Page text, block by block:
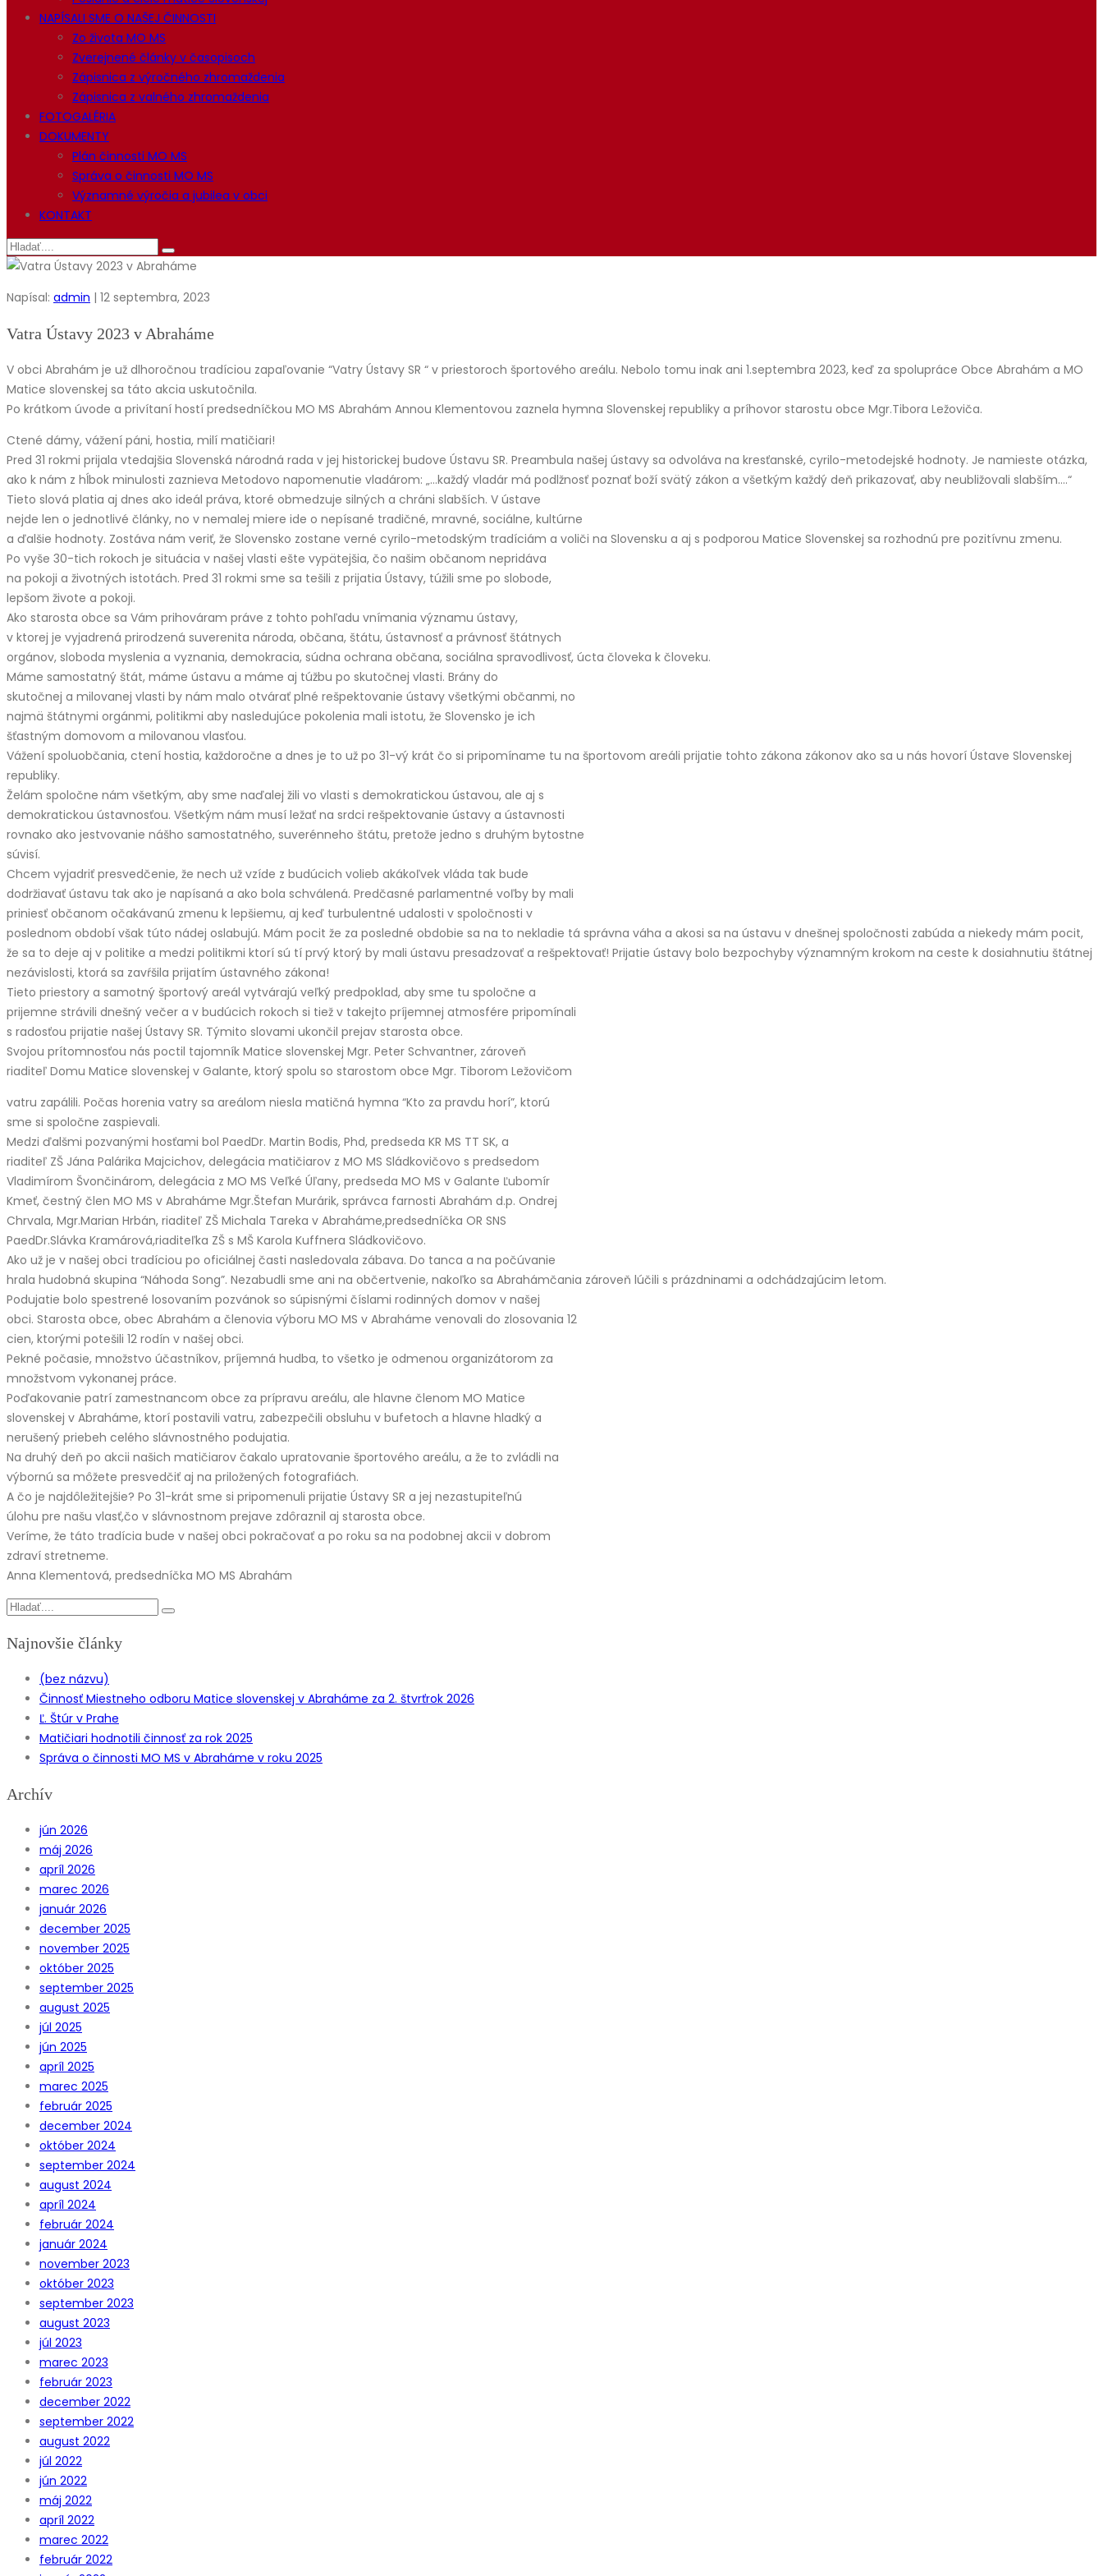
NAPÍSALI SME O NAŠEJ ČINNOSTI
Zo života MO MS
Zverejnené články v časopisoch
Zápisnica z výročného zhromaždenia
Zápisnica z valného zhromaždenia
FOTOGALÉRIA
DOKUMENTY
Plán činnosti MO MS
Správa o činnosti MO MS
Významné výročia a jubilea v obci
KONTAKT
Napísal: admin | 12 septembra, 2023
Vatra Ústavy 2023 v Abraháme
V obci Abrahám je už dlhoročnou tradíciou zapaľovanie “Vatry Ústavy SR “ v priestoroch športového areálu. Nebolo tomu inak ani 1.septembra 2023, keď za spolupráce Obce Abrahám a MO
Matice slovenskej sa táto akcia uskutočnila.
Po krátkom úvode a privítaní hostí predsedníčkou MO MS Abrahám Annou Klementovou zaznela hymna Slovenskej republiky a príhovor starostu obce Mgr.Tibora Ležoviča.
Ctené dámy, vážení páni, hostia, milí matičiari!
Pred 31 rokmi prijala vtedajšia Slovenská národná rada v jej historickej budove Ústavu SR. Preambula našej ústavy sa odvoláva na kresťanské, cyrilo-metodejské hodnoty. Je namieste otázka,
ako k nám z hĺbok minulosti zaznieva Metodovo napomenutie vladárom: „…každý vladár má podlžnosť poznať boží svätý zákon a všetkým každý deň prikazovať, aby neubližovali slabším….“
Tieto slová platia aj dnes ako ideál práva, ktoré obmedzuje silných a chráni slabších. V ústave
nejde len o jednotlivé články, no v nemalej miere ide o nepísané tradičné, mravné, sociálne, kultúrne
a ďalšie hodnoty. Zostáva nám veriť, že Slovensko zostane verné cyrilo-metodským tradíciám a voliči na Slovensku a aj s podporou Matice Slovenskej sa rozhodnú pre pozitívnu zmenu.
Po vyše 30-tich rokoch je situácia v našej vlasti ešte vypätejšia, čo našim občanom nepridáva
na pokoji a životných istotách. Pred 31 rokmi sme sa tešili z prijatia Ústavy, túžili sme po slobode,
lepšom živote a pokoji.
Ako starosta obce sa Vám prihováram práve z tohto pohľadu vnímania významu ústavy,
v ktorej je vyjadrená prirodzená suverenita národa, občana, štátu, ústavnosť a právnosť štátnych
orgánov, sloboda myslenia a vyznania, demokracia, súdna ochrana občana, sociálna spravodlivosť, úcta človeka k človeku.
Máme samostatný štát, máme ústavu a máme aj túžbu po skutočnej vlasti. Brány do
skutočnej a milovanej vlasti by nám malo otvárať plné rešpektovanie ústavy všetkými občanmi, no
najmä štátnymi orgánmi, politikmi aby nasledujúce pokolenia mali istotu, že Slovensko je ich
šťastným domovom a milovanou vlasťou.
Vážení spoluobčania, ctení hostia, každoročne a dnes je to už po 31-vý krát čo si pripomíname tu na športovom areáli prijatie tohto zákona zákonov ako sa u nás hovorí Ústave Slovenskej
republiky.
Želám spoločne nám všetkým, aby sme naďalej žili vo vlasti s demokratickou ústavou, ale aj s
demokratickou ústavnosťou. Všetkým nám musí ležať na srdci rešpektovanie ústavy a ústavnosti
rovnako ako jestvovanie nášho samostatného, suverénneho štátu, pretože jedno s druhým bytostne
súvisí.
Chcem vyjadriť presvedčenie, že nech už vzíde z budúcich volieb akákoľvek vláda tak bude
dodržiavať ústavu tak ako je napísaná a ako bola schválená. Predčasné parlamentné voľby by mali
priniesť občanom očakávanú zmenu k lepšiemu, aj keď turbulentné udalosti v spoločnosti v
poslednom období však túto nádej oslabujú. Mám pocit že za posledné obdobie sa na to nekladie tá správna váha a akosi sa na ústavu v dnešnej spoločnosti zabúda a niekedy mám pocit,
že sa to deje aj v politike a medzi politikmi ktorí sú tí prvý ktorý by mali ústavu presadzovať a rešpektovať! Prijatie ústavy bolo bezpochyby významným krokom na ceste k dosiahnutiu štátnej
nezávislosti, ktorá sa zavŕšila prijatím ústavného zákona!
Tieto priestory a samotný športový areál vytvárajú veľký predpoklad, aby sme tu spoločne a
prijemne strávili dnešný večer a v budúcich rokoch si tiež v takejto príjemnej atmosfére pripomínali
s radosťou prijatie našej Ústavy SR. Týmito slovami ukončil prejav starosta obce.
Svojou prítomnosťou nás poctil tajomník Matice slovenskej Mgr. Peter Schvantner, zároveň
riaditeľ Domu Matice slovenskej v Galante, ktorý spolu so starostom obce Mgr. Tiborom Ležovičom
vatru zapálili. Počas horenia vatry sa areálom niesla matičná hymna “Kto za pravdu horí”, ktorú
sme si spoločne zaspievali.
Medzi ďalšmi pozvanými hosťami bol PaedDr. Martin Bodis, Phd, predseda KR MS TT SK, a
riaditeľ ZŠ Jána Palárika Majcichov, delegácia matičiarov z MO MS Sládkovičovo s predsedom
Vladimírom Švončinárom, delegácia z MO MS Veľké Úľany, predseda MO MS v Galante Ľubomír
Kmeť, čestný člen MO MS v Abraháme Mgr.Štefan Murárik, správca farnosti Abrahám d.p. Ondrej
Chrvala, Mgr.Marian Hrbán, riaditeľ ZŠ Michala Tareka v Abraháme,predsedníčka OR SNS
PaedDr.Slávka Kramárová,riaditeľka ZŠ s MŠ Karola Kuffnera Sládkovičovo.
Ako už je v našej obci tradíciou po oficiálnej časti nasledovala zábava. Do tanca a na počúvanie
hrala hudobná skupina “Náhoda Song”. Nezabudli sme ani na občertvenie, nakoľko sa Abrahámčania zároveň lúčili s prázdninami a odchádzajúcim letom.
Podujatie bolo spestrené losovaním pozvánok so súpisnými číslami rodinných domov v našej
obci. Starosta obce, obec Abrahám a členovia výboru MO MS v Abraháme venovali do zlosovania 12
cien, ktorými potešili 12 rodín v našej obci.
Pekné počasie, množstvo účastníkov, príjemná hudba, to všetko je odmenou organizátorom za
množstvom vykonanej práce.
Poďakovanie patrí zamestnancom obce za prípravu areálu, ale hlavne členom MO Matice
slovenskej v Abraháme, ktorí postavili vatru, zabezpečili obsluhu v bufetoch a hlavne hladký a
nerušený priebeh celého slávnostného podujatia.
Na druhý deň po akcii našich matičiarov čakalo upratovanie športového areálu, a že to zvládli na
výbornú sa môžete presvedčiť aj na priložených fotografiách.
A čo je najdôležitejšie? Po 31-krát sme si pripomenuli prijatie Ústavy SR a jej nezastupiteľnú
úlohu pre našu vlasť,čo v slávnostnom prejave zdôraznil aj starosta obce.
Veríme, že táto tradícia bude v našej obci pokračovať a po roku sa na podobnej akcii v dobrom
zdraví stretneme.
Anna Klementová, predsedníčka MO MS Abrahám
Najnovšie články
(bez názvu)
Činnosť Miestneho odboru Matice slovenskej v Abraháme za 2. štvrťrok 2026
Ľ. Štúr v Prahe
Matičiari hodnotili činnosť za rok 2025
Správa o činnosti MO MS v Abraháme v roku 2025
Archív
jún 2026
máj 2026
apríl 2026
marec 2026
január 2026
december 2025
november 2025
október 2025
september 2025
august 2025
júl 2025
jún 2025
apríl 2025
marec 2025
február 2025
december 2024
október 2024
september 2024
august 2024
apríl 2024
február 2024
január 2024
november 2023
október 2023
september 2023
august 2023
júl 2023
marec 2023
február 2023
december 2022
september 2022
august 2022
júl 2022
jún 2022
máj 2022
apríl 2022
marec 2022
február 2022